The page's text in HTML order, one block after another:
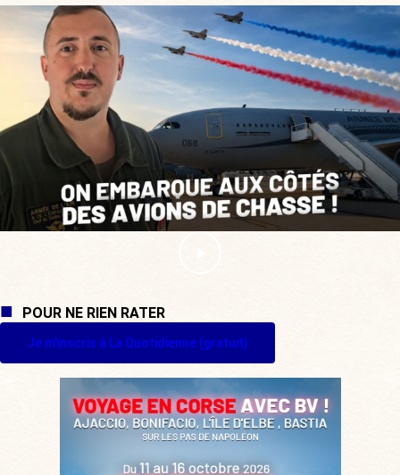
POUR NE RIEN RATER
Je m'inscris à La Quotidienne (gratuit)